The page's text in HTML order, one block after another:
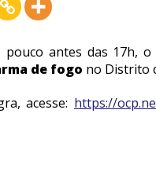
antes das 17h, o
de fogo no Distrito
acesse: https://